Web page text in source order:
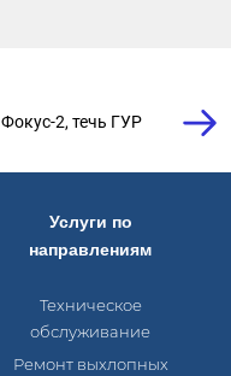
Фокус-2, течь ГУР
Услуги по
направлениям
Техническое
обслуживание
Ремонт выхлопных